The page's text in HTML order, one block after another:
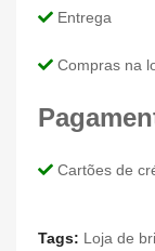
Entrega
Compras na
Cartões de
Tags: Loja de